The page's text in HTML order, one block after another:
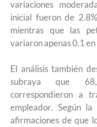
variaciones
inicial fueron de
mientras que las
variaron apenas 0.1
El análisis también
subraya que
correspondieron a
empleador. Según la
afirmaciones de que